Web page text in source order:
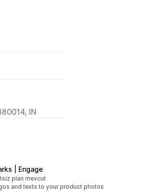
IN
| Engage
plan mevcut
and texts to your product photos